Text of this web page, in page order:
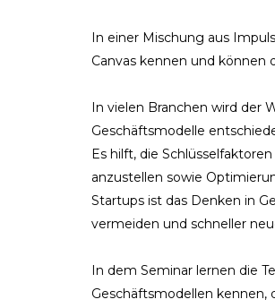
In einer Mischung aus
Canvas kennen und können
In vielen Branchen wird der
Geschäftsmodelle
Es hilft, die
anzustellen sowie
Startups ist das Denken in
vermeiden und schneller
In dem Seminar lernen die
Geschäftsmodellen kennen,